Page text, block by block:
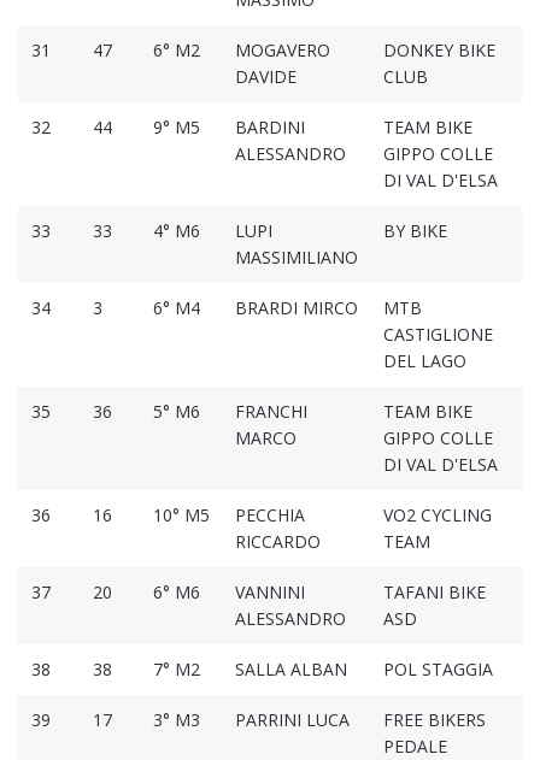
31 47 6° M2
MOGAVERO
DAVIDE
DONKEY BIKE
CLUB
32 44 9° M5
BARDINI
ALESSANDRO
TEAM BIKE
GIPPO COLLE
DI VAL D'ELSA
33 33 4° M6
LUPI
MASSIMILIANO
BY BIKE
34 3 6° M4 BRARDI MIRCO
MTB
CASTIGLIONE
DEL LAGO
35 36 5° M6
FRANCHI
MARCO
TEAM BIKE
GIPPO COLLE
DI VAL D'ELSA
36 16 10° M5
PECCHIA
RICCARDO
VO2 CYCLING
TEAM
37 20 6° M6
VANNINI
ALESSANDRO
TAFANI BIKE
ASD
38 38 7° M2 SALLA ALBAN POL STAGGIA
39 17 3° M3 PARRINI LUCA
FREE BIKERS
PEDALE